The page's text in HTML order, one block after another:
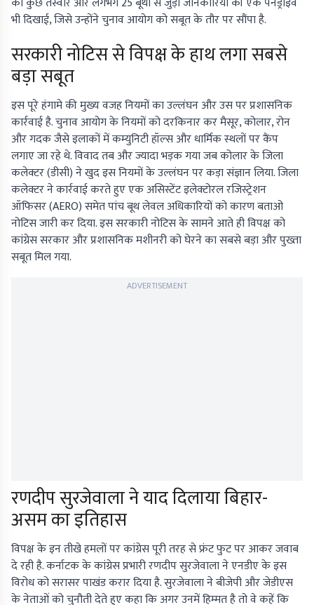
भी दिखाई, जिसे उन्होंने चुनाव आयोग को सबूत के तौर पर सौंपा है.
सरकारी नोटिस से विपक्ष के हाथ लगा सबसे
बड़ा सबूत
इस पूरे हंगामे की मुख्य वजह नियमों का उल्लंघन और उस पर प्रशासनिक
कार्रवाई है. चुनाव आयोग के नियमों को दरकिनार कर मैसूर, कोलार, रोन
और गदक जैसे इलाकों में कम्युनिटी हॉल्स और धार्मिक स्थलों पर कैंप
लगाए जा रहे थे. विवाद तब और ज्यादा भड़क गया जब कोलार के जिला
कलेक्टर (डीसी) ने खुद इस नियमों के उल्लंघन पर कड़ा संज्ञान लिया. जिला
कलेक्टर ने कार्रवाई करते हुए एक असिस्टेंट इलेक्टोरल रजिस्ट्रेशन
ऑफिसर (AERO) समेत पांच बूथ लेवल अधिकारियों को कारण बताओ
नोटिस जारी कर दिया. इस सरकारी नोटिस के सामने आते ही विपक्ष को
कांग्रेस सरकार और प्रशासनिक मशीनरी को घेरने का सबसे बड़ा और पुख्ता
सबूत मिल गया.
ADVERTISEMENT
रणदीप सुरजेवाला ने याद दिलाया बिहार-
असम का इतिहास
विपक्ष के इन तीखे हमलों पर कांग्रेस पूरी तरह से फ्रंट फुट पर आकर जवाब
दे रही है. कर्नाटक के कांग्रेस प्रभारी रणदीप सुरजेवाला ने एनडीए के इस
विरोध को सरासर पाखंड करार दिया है. सुरजेवाला ने बीजेपी और जेडीएस
के नेताओं को चुनौती देते हुए कहा कि अगर उनमें हिम्मत है तो वे कहें कि